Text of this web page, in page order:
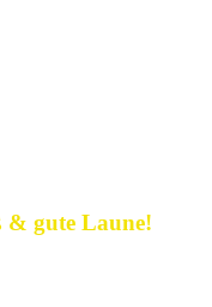
& gute Laune!